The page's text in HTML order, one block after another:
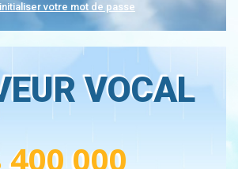
votre mot de passe
VOCAL
400 000